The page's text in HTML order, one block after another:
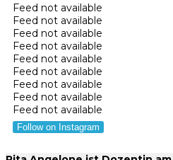
Feed not available
Feed not available
Feed not available
Feed not available
Feed not available
Feed not available
Feed not available
Feed not available
Feed not available
Follow on Instagram